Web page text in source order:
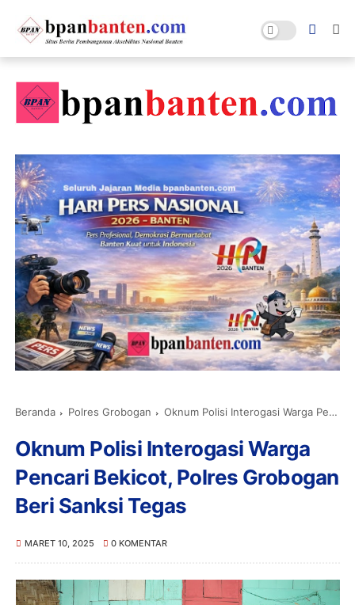
Beranda Polres Grobogan Oknum Polisi Interogasi Warga Pencari Bekicot, Polres Grobogan Beri Sanksi Tegas
Oknum Polisi Interogasi Warga
Pencari Bekicot, Polres Grobogan
Beri Sanksi Tegas
MARET 10, 2025 0 KOMENTAR